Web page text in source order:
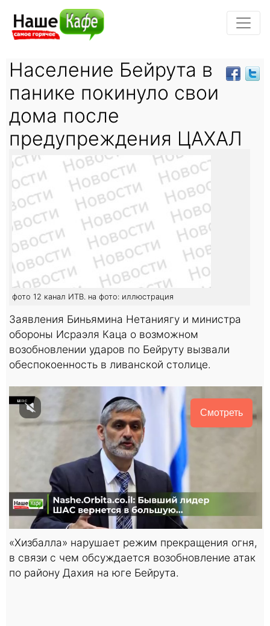
Население Бейрута в
панике покинуло свои
дома после
предупреждения ЦАХАЛ
фото 12 канал ИТВ. на фото: иллюстрация
Заявления Биньямина Нетаниягу и министра
обороны Исраэля Каца о возможном
возобновлении ударов по Бейруту вызвали
обеспокоенность в ливанской столице.
Смотреть
«Хизбалла» нарушает режим прекращения огня,
в связи с чем обсуждается возобновление атак
по району Дахия на юге Бейрута.